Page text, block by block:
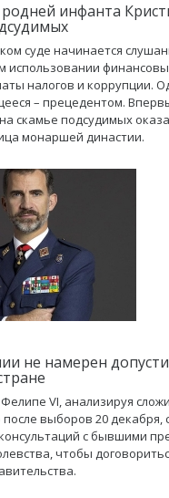
инфанта
суде начинается
использовании
налогов и коррупции.
– прецедентом.
скамье подсудимых
монаршей династии.
не намерен
VI, анализируя
выборов 20 декабря,
с бывшими
чтобы